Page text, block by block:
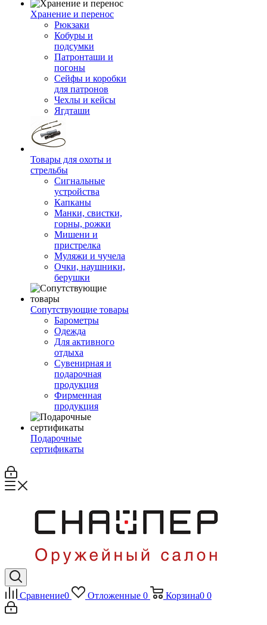
Хранение и перенос
Рюкзаки
Кобуры и
подсумки
Патронташи и
погоны
Сейфы и коробки
для патронов
Чехлы и кейсы
Ягдташи
Товары для охоты и
стрельбы
Сигнальные
устройства
Капканы
Манки, свистки,
горны, рожки
Мишени и
пристрелка
Муляжи и чучела
Очки, наушники,
берушки
Сопутствующие товары
Барометры
Одежда
Для активного
отдыха
Сувенирная и
подарочная
продукция
Фирменная
продукция
Подарочные
сертификаты
Сравнение0 Отложенные 0 Корзина0 0